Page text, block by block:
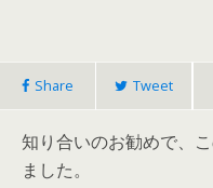
Share Tweet
知り合いのお勧めで、
ました。